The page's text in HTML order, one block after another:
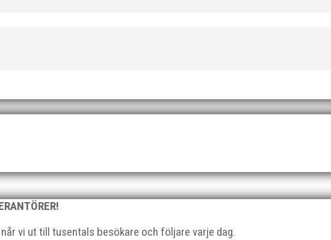
vi ut till tusentals besökare och följare varje dag.
födda 2008–2018 till ett sista träningspass på Malmö Stadion innan den
guld när SM avgjordes i Karlstad i helgen. Thobias Montler segrade